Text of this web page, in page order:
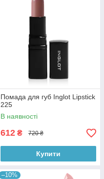
Помада для губ Inglot Lipstick
225
В наявності
612 ₴ 720 ₴
Купити
–10%